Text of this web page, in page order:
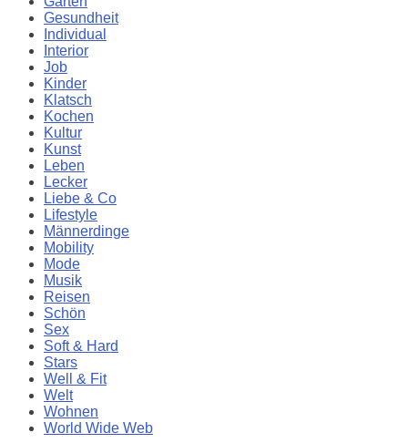
Gesundheit
Individual
Interior
Job
Kinder
Klatsch
Kochen
Kultur
Kunst
Leben
Lecker
Liebe & Co
Lifestyle
Männerdinge
Mobility
Mode
Musik
Reisen
Schön
Sex
Soft & Hard
Stars
Well & Fit
Welt
Wohnen
World Wide Web